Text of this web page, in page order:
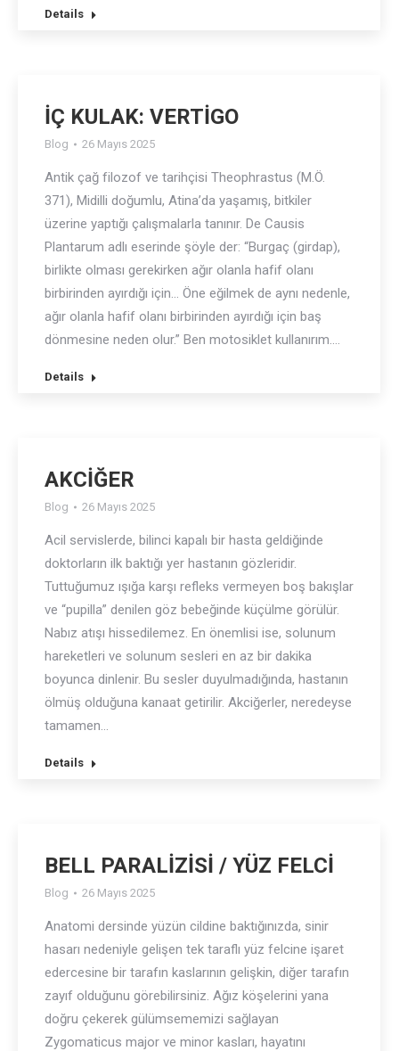
Details
İÇ KULAK: VERTİGO
Blog 26 Mayıs 2025
Antik çağ filozof ve tarihçisi Theophrastus (M.Ö.
371), Midilli doğumlu, Atina’da yaşamış, bitkiler
üzerine yaptığı çalışmalarla tanınır. De Causis
Plantarum adlı eserinde şöyle der: “Burgaç (girdap),
birlikte olması gerekirken ağır olanla hafif olanı
birbirinden ayırdığı için… Öne eğilmek de aynı nedenle,
ağır olanla hafif olanı birbirinden ayırdığı için baş
dönmesine neden olur.” Ben motosiklet kullanırım.…
Details
AKCİĞER
Blog 26 Mayıs 2025
Acil servislerde, bilinci kapalı bir hasta geldiğinde
doktorların ilk baktığı yer hastanın gözleridir.
Tuttuğumuz ışığa karşı refleks vermeyen boş bakışlar
ve “pupilla” denilen göz bebeğinde küçülme görülür.
Nabız atışı hissedilemez. En önemlisi ise, solunum
hareketleri ve solunum sesleri en az bir dakika
boyunca dinlenir. Bu sesler duyulmadığında, hastanın
ölmüş olduğuna kanaat getirilir. Akciğerler, neredeyse
tamamen…
Details
BELL PARALİZİSİ / YÜZ FELCİ
Blog 26 Mayıs 2025
Anatomi dersinde yüzün cildine baktığınızda, sinir
hasarı nedeniyle gelişen tek taraflı yüz felcine işaret
edercesine bir tarafın kaslarının gelişkin, diğer tarafın
zayıf olduğunu görebilirsiniz. Ağız köşelerini yana
doğru çekerek gülümsememizi sağlayan
Zygomaticus major ve minor kasları, hayatını